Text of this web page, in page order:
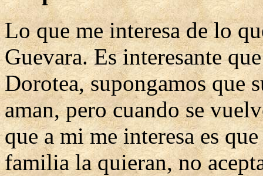
Lo que me interesa de lo
Guevara. Es interesante
Dorotea, supongamos que
aman, pero cuando se
que a mi me interesa es
familia la quieran, no